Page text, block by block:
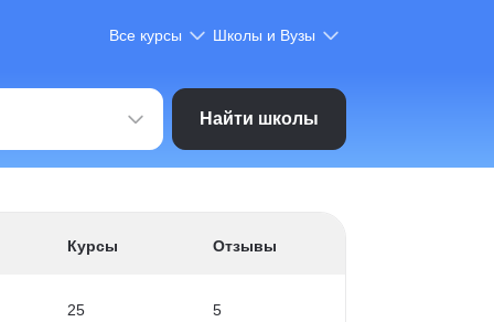
Все курсы Школы и Вузы
Найти школы
Курсы Отзывы
25 5